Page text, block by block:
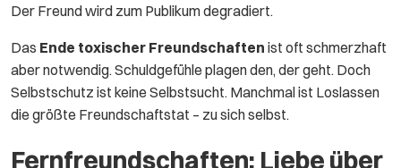
Der Freund wird zum Publikum degradiert.
Das Ende toxischer Freundschaften ist oft schmerzhaft
aber notwendig. Schuldgefühle plagen den, der geht. Doch
Selbstschutz ist keine Selbstsucht. Manchmal ist Loslassen
die größte Freundschaftstat – zu sich selbst.
Fernfreundschaften: Liebe über